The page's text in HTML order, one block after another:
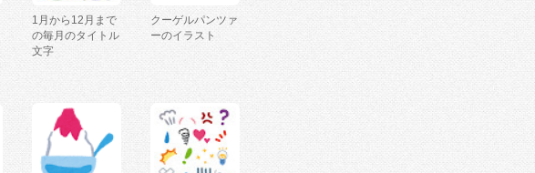
1月から12月まで
の毎月のタイトル
文字
クーゲルパンツァ
ーのイラスト